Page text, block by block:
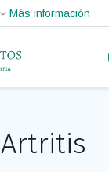
Artritis